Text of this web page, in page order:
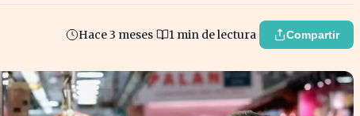
Hace 3 meses 1 min de lectura Compartir